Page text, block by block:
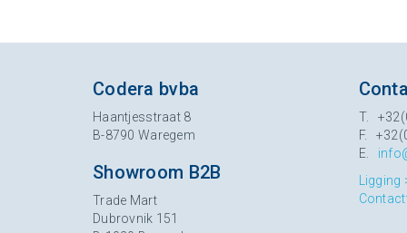
Codera bvba
Haantjesstraat 8
B-8790 Waregem
Showroom B2B
Trade Mart
Dubrovnik 151
T.
F.
E.
Ligging